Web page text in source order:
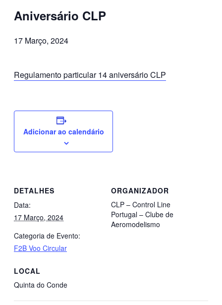
Aniversário CLP
17 Março, 2024
Regulamento particular 14 aniversário CLP
Adicionar ao calendário
DETALHES
Data:
17 Março, 2024
Categoria de Evento:
F2B Voo Circular
LOCAL
Quinta do Conde
ORGANIZADOR
CLP – Control Line
Portugal – Clube de
Aeromodelismo